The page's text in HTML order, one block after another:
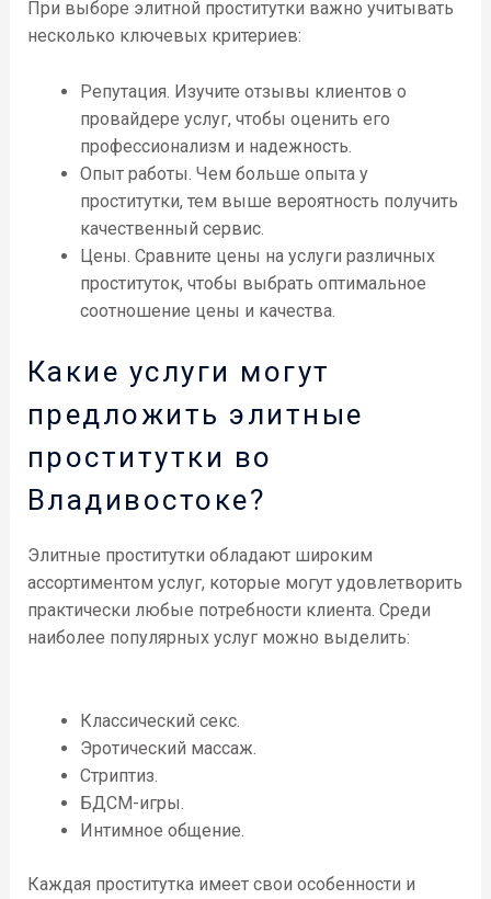
При выборе элитной проститутки важно учитывать
несколько ключевых критериев:
Репутация. Изучите отзывы клиентов о
провайдере услуг, чтобы оценить его
профессионализм и надежность.
Опыт работы. Чем больше опыта у
проститутки, тем выше вероятность получить
качественный сервис.
Цены. Сравните цены на услуги различных
проституток, чтобы выбрать оптимальное
соотношение цены и качества.
Какие услуги могут
предложить элитные
проститутки во
Владивостоке?
Элитные проститутки обладают широким
ассортиментом услуг, которые могут удовлетворить
практически любые потребности клиента. Среди
наиболее популярных услуг можно выделить:
Классический секс.
Эротический массаж.
Стриптиз.
БДСМ-игры.
Интимное общение.
Каждая проститутка имеет свои особенности и